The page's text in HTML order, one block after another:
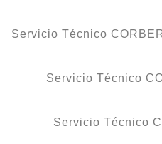
Servicio Técnico
Servicio Técnico
Servicio Técnico